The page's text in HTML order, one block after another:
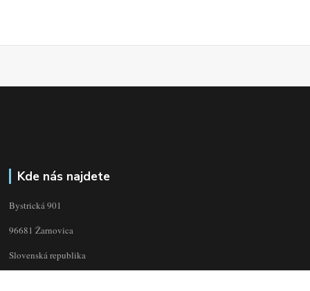
Kde nás najdete
Bystrická 901
96681 Žarnovica
Slovenská republika